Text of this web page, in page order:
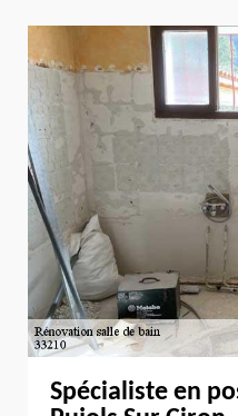
Spécialiste en